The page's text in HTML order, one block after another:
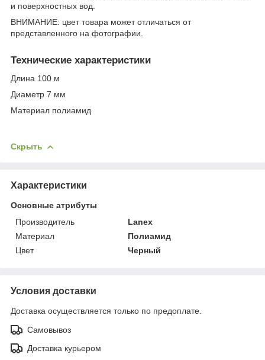
и поверхностных вод.
ВНИМАНИЕ: цвет товара может отличаться от
представленного на фотографии.
Технические характеристики
Длина 100 м
Диаметр 7 мм
Материал полиамид
Скрыть
Характеристики
Основные атрибуты
Производитель
Lanex
Материал
Полиамид
Цвет
Черный
Условия доставки
Доставка осуществляется только по предоплате.
Самовывоз
Доставка курьером